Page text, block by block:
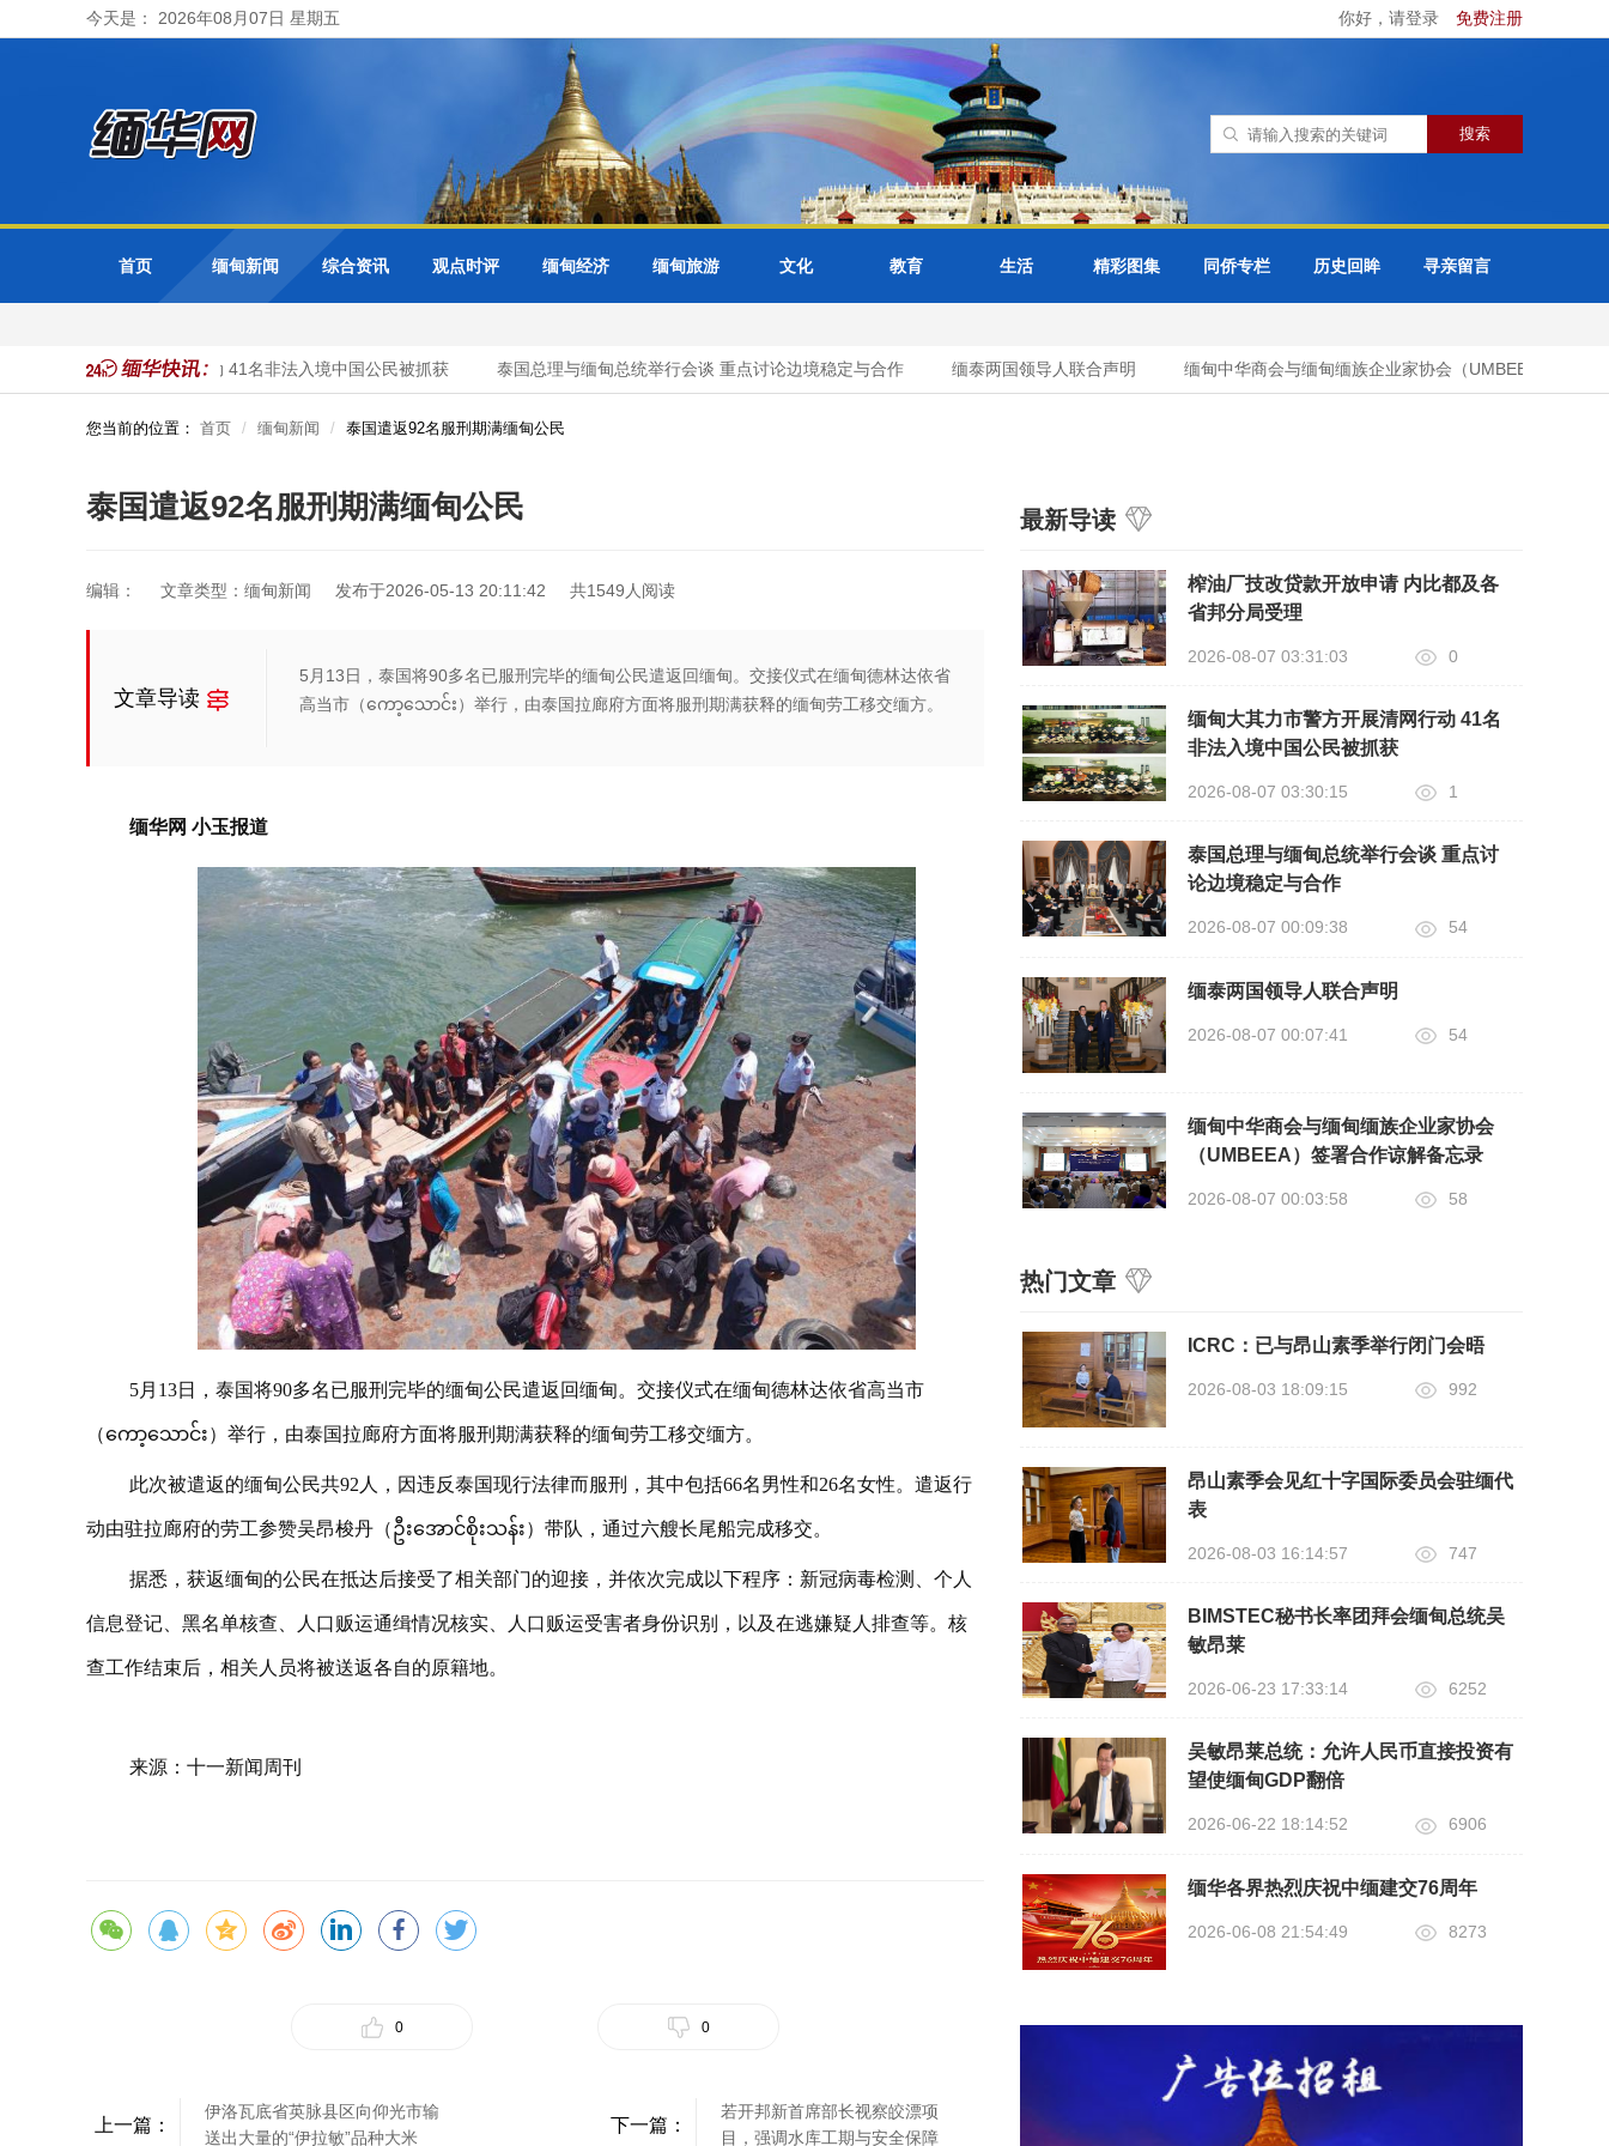
今天是： 2026年08月07日 星期五 你好，请登录 免费注册
首页 缅甸新闻 综合资讯 观点时评 缅甸经济 缅甸旅游 文化 教育 生活 精彩图集 同侨专栏 历史回眸 寻亲留言
大其力市警方开展清网行动 41名非法入境中国公民被抓获 泰国总理与缅甸总统举行会谈 重点讨论边境稳定与合作 缅泰两国领导人联合声明 缅甸中华商会与缅甸缅族企业家协会（UMBEEA）签署合
您当前的位置： 首页 缅甸新闻 泰国遣返92名服刑期满缅甸公民
泰国遣返92名服刑期满缅甸公民
编辑： 文章类型：缅甸新闻 发布于2026-05-13 20:11:42 共1549人阅读
文章导读
5月13日，泰国将90多名已服刑完毕的缅甸公民遣返回缅甸。交接仪式在缅甸德林达依省
高当市（ကော့သောင်း）举行，由泰国拉廊府方面将服刑期满获释的缅甸劳工移交缅方。
缅华网 小玉报道
5月13日，泰国将90多名已服刑完毕的缅甸公民遣返回缅甸。交接仪式在缅甸德林达依省高当市
（ကော့သောင်း）举行，由泰国拉廊府方面将服刑期满获释的缅甸劳工移交缅方。
此次被遣返的缅甸公民共92人，因违反泰国现行法律而服刑，其中包括66名男性和26名女性。遣返行
动由驻拉廊府的劳工参赞吴昂梭丹（ဦးအောင်စိုးသန်း）带队，通过六艘长尾船完成移交。
据悉，获返缅甸的公民在抵达后接受了相关部门的迎接，并依次完成以下程序：新冠病毒检测、个人
信息登记、黑名单核查、人口贩运通缉情况核实、人口贩运受害者身份识别，以及在逃嫌疑人排查等。核
查工作结束后，相关人员将被送返各自的原籍地。
来源：十一新闻周刊
0 0
上一篇：
伊洛瓦底省英脉县区向仰光市输
送出大量的“伊拉敏”品种大米
下一篇：
若开邦新首席部长视察皎漂项
目，强调水库工期与安全保障
最新导读
榨油厂技改贷款开放申请 内比都及各
省邦分局受理
2026-08-07 03:31:03 0
缅甸大其力市警方开展清网行动 41名
非法入境中国公民被抓获
2026-08-07 03:30:15 1
泰国总理与缅甸总统举行会谈 重点讨
论边境稳定与合作
2026-08-07 00:09:38 54
缅泰两国领导人联合声明
2026-08-07 00:07:41 54
缅甸中华商会与缅甸缅族企业家协会
（UMBEEA）签署合作谅解备忘录
2026-08-07 00:03:58 58
热门文章
ICRC：已与昂山素季举行闭门会晤
2026-08-03 18:09:15 992
昂山素季会见红十字国际委员会驻缅代
表
2026-08-03 16:14:57 747
BIMSTEC秘书长率团拜会缅甸总统吴
敏昂莱
2026-06-23 17:33:14 6252
吴敏昂莱总统：允许人民币直接投资有
望使缅甸GDP翻倍
2026-06-22 18:14:52 6906
缅华各界热烈庆祝中缅建交76周年
2026-06-08 21:54:49 8273